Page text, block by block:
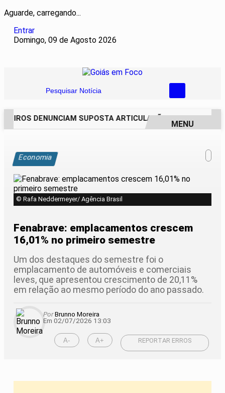
Aguarde, carregando...
Entrar
Domingo, 09 de Agosto 2026
Pesquisar Notícia
DENUNCIAM SUPOSTA ARTICULAÇÃO PARA
MENU
Economia
© Rafa Neddermeyer/ Agência Brasil
Fenabrave: emplacamentos crescem
16,01% no primeiro semestre
Um dos destaques do semestre foi o
emplacamento de automóveis e comerciais
leves, que apresentou crescimento de 20,11%
em relação ao mesmo período do ano passado.
PorBrunno Moreira
Em 02/07/2026 13:03
A- A+ REPORTAR ERROS